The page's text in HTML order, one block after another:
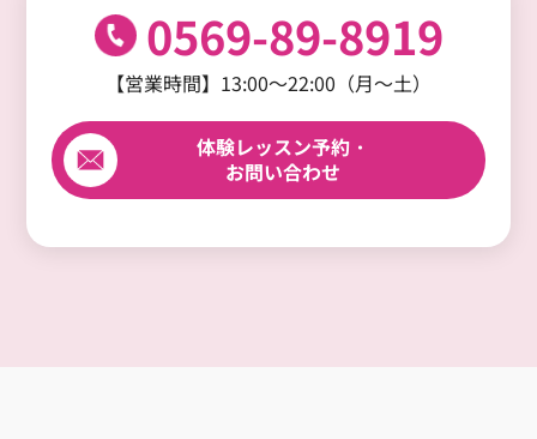
0569-89-8919
【営業時間】13:00～22:00（月～土）
体験レッスン予約・
お問い合わせ